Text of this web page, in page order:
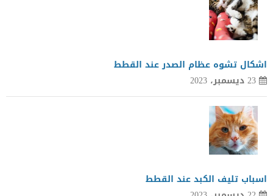
اشكال تشوه عظام الصدر عند القطط
23 ديسمبر، 2023
اسباب تليف الكبد عند القطط